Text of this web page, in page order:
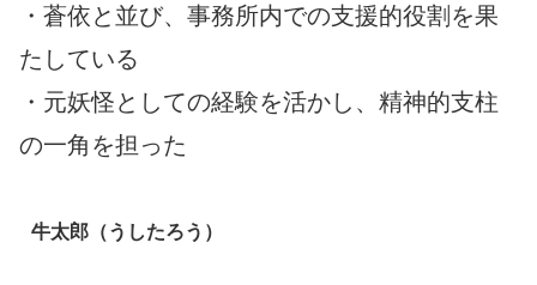
・蒼依と並び、事務所内での支援的役割を果
たしている
・元妖怪としての経験を活かし、精神的支柱
の一角を担った
牛太郎（うしたろう）